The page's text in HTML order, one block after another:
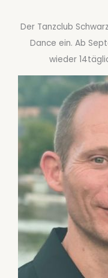
Der Tanzclub
Dance ein. Ab
wieder